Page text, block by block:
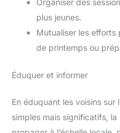
Organiser des
plus jeunes.
Mutualiser les
de printemps ou
Éduquer et informer
En éduquant les voisins sur
simples mais significatifs,